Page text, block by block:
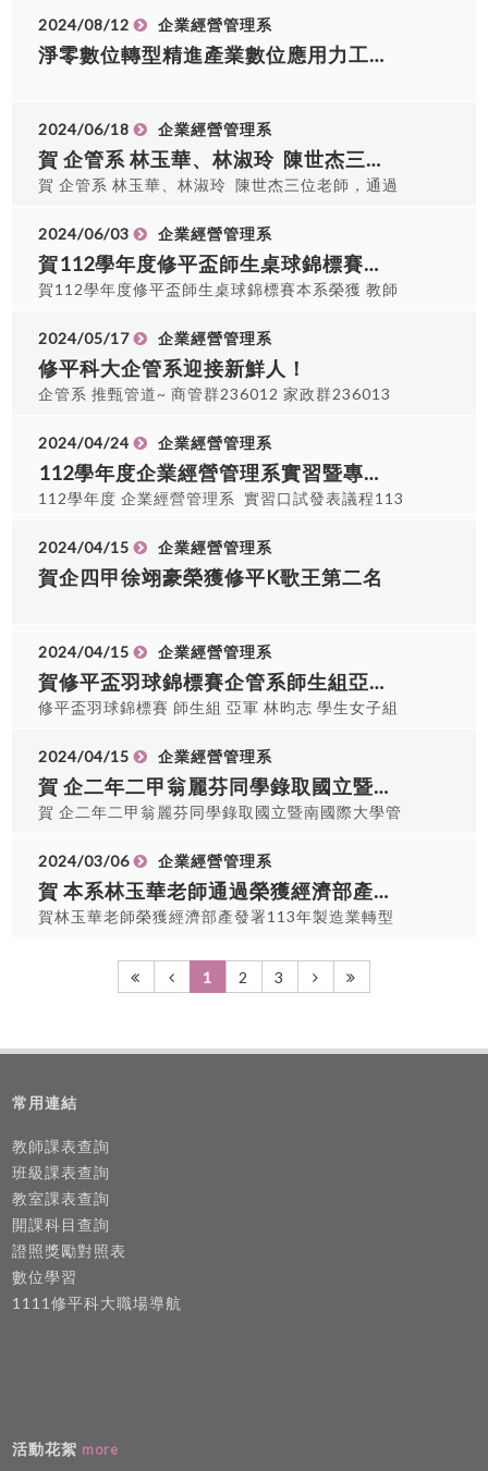
11:30 114碩士-甄-企管-046 范o堅 23 11:40 114
碩士-甄-企管-047 郭o宜 24 11:50 114碩士-甄-企
管-048 曾o琪 25 12:00 114碩士-甄-企管-049 卓o
碩士-甄-企管-005 鄭o琴 29 12:40 114碩士-甄-企
管-008 莊o玗 30 12:50 114碩士-甄-企管-013 楊o
惠 31 13:00 114碩士-甄-企管-015 林o儒 32
碩士-甄-企管-017 張o琪 34 13:30 114碩士-甄-企
管-019 李o勛 35 13:40 114碩士-甄-企管-020 林o
琪 36 13:50 114碩士-甄-企管-021 曹o誌 37
碩士-甄-企管-029 馬o鳳 39 14:20 114碩士-甄-企
管-010 謝o翰 40 14:30 114碩士-甄-企管-012 吳o
懃 41 14:40 114碩士-甄-企管-034 高o凱 42
14:50 114碩士-甄-企管-040 游o仁 43 15:00 114
管-006 詹o如 45 15:20 114碩士-甄-企管-011 吳o
圳 46 15:30 114碩士-甄-企管-009 何尹o生 47
15:40 114碩士-甄-企管-026 戴o玹 48 15:50 114
管-007 鍾o明 50 16:10 114碩士-甄-企管-018 張o
榆
2024/08/12 企業經營管理系
淨零數位轉型精進產業數位應用力工作坊
2024/06/18 企業經營管理系
賀 企管系 林玉華、林淑玲 陳世杰三位老師，通過經濟部產發署第一屆IPAS淨零碳規劃管理師認證。
賀 企管系 林玉華、林淑玲 陳世杰三位老師，通過
2024/06/03
企業經營管理系
賀112學年度修平盃師生桌球錦標賽本系榮獲佳績
賀112學年度修平盃師生桌球錦標賽本系榮獲 教師
生女子組 第二名盧映涵
2024/05/17 企業經營管理系
修平科大企管系迎接新鮮人！
企管系 推甄管道~ 商管群236012 家政群236013
2024/04/24
企業經營管理系
112學年度企業經營管理系實習暨專題口試發表議程
112學年度 企業經營管理系 實習口試發表議程113
姓名 實習機構 指導老師 校內評審 1 09：00〜
09：15 企四甲 BY109007 汪立峰 崧泉企業股份有
限公司 林玉華 林淑玲 2 09：15〜09：30 企四甲
林淑玲 3 09：30〜09：45 企四甲 BY109023 簡辰
軒 統一生活事業股份有限公司-康是美藥妝店(太平
門市) 林玉華 林淑玲 4 09：45〜10：00 企四甲
BY109006 游雅淩 忠正保全股份有限公司 黃玉菁
宏 寶雅國際股份有限公司(台中精武東店) 黃玉菁 林
淑玲 6 10：15〜10：30 企四甲 BY109010 吳宥芯
寶雅國際股份有限公司(沙鹿光華店) 林淑玲 陳世杰
科技股份有限公司 阮俊英 陳世杰 每組口頭報告12
分鐘，採統問統答方式，回答時間3分鐘。現場有計
時與按鈴人員提醒。 112學年度 企業經營管理系 專
題口試發表議程113年5月 1日（三) 地點：E0205
評審 1 08：30〜08：45 企四甲 BY109902 陳龍寬
生對性別平等工作法修法重點認知之研究—以修平
BY109040 蔡承穎 3 09：00〜09：15 企四甲
菁 林慶弧 BY109501 阮國輝 4 09：15〜09：30
企四甲 BY109509 王姵頵 虛擬社群的知識分享、認
知與行為間的關係 黃玉菁 林慶弧 BY109039 曾怜
鳳 BY109034 陳和豐 BY109510 張益銓 5 09：30
〜09：45 企四甲 BY109516 林韡 遊程規劃與行銷
展攤設計實作—以越南中部觀光旅遊為例 陳世杰 林
慶弧 BY109504 趙氏明 BY109502 阮氏青香
BY109503 黎氏錦仙 6 09：45〜10：00 企四甲
旻 8 10：15〜10：30 企四甲 BY109008 呂澤銘
2024/04/15 企業經營管理系
賀企四甲徐翊豪榮獲修平K歌王第二名
2024/04/15 企業經營管理系
賀修平盃羽球錦標賽企管系師生組亞軍林昀志 學生女子組冠軍徐悅萍、簡筠宸亞軍陳淑真
修平盃羽球錦標賽 師生組 亞軍 林昀志 學生女子組
2024/04/15
企業經營管理系
賀 企二年二甲翁麗芬同學錄取國立暨南國際大學管理學院高階經營管理碩士班學位學程在職專班
賀 企二年二甲翁麗芬同學錄取國立暨南國際大學管
2024/03/06
企業經營管理系
賀 本系林玉華老師通過榮獲經濟部產發署113年製造業轉型推動計畫與113年數位管理共好加值計畫共7案補助！
賀林玉華老師榮獲經濟部產發署113年製造業轉型
密、源利製刀公司)+跨機械系合作二案(廠商俱佳、
鋅峰)。 賀 林玉華老師榮獲經濟部產發署113年數位
一案(鈺發企業) 。
1 2 3
常用連結
教師課表查詢
班級課表查詢
教室課表查詢
開課科目查詢
證照獎勵對照表
數位學習
1111修平科大職場導航
活動花絮 more